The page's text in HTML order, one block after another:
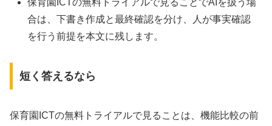
保育園ICTの無料トライアルで見ることでAIを扱う場
合は、下書き作成と最終確認を分け、人が事実確認
を行う前提を本文に残します。
短く答えるなら
保育園ICTの無料トライアルで見ることは、機能比較の前